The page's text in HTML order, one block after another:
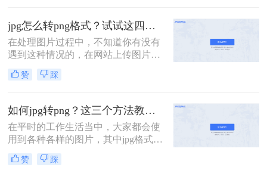
件在保存时出现混乱导致该图片在使
用时仍然是JPG格式。下面分享四个
如何jpg转png方法，操作简单无难
度，轻松将图片转换为png格式。
jpg怎么转png格式？试试这四个方法吧！
在处理图片过程中，不知道你有没有
遇到这种情况的，在网站上传图片过
程中，只支持png格式的图片上传
吗？其他格式的都不支持，你说有几
急，下面小编就给大家推荐四种能够
将jpg转换成png格式的方法，赶紧来
看看jpg怎么转png格式吧！
赞 踩
如何jpg转png？这三个方法教会你！
在平时的工作生活当中，大家都会使
用到各种各样的图片，其中jpg格式与
png格式都是大家平时比较常用的图
片格式，但是在使用图片时，可能会
赞 踩